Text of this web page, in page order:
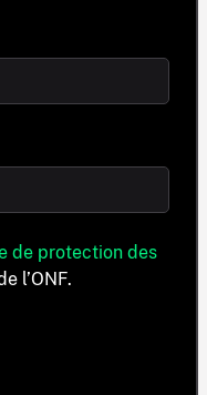
de protection des
l’ONF.